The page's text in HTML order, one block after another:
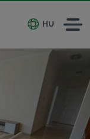
HU